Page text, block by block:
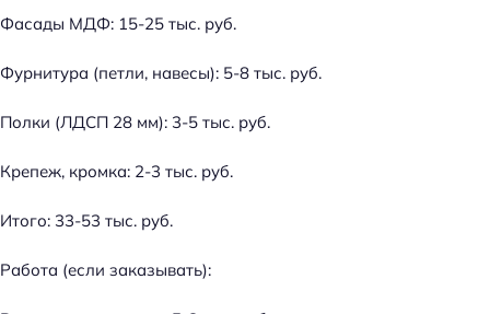
Фасады МДФ: 15-25 тыс. руб.
Фурнитура (петли, навесы): 5-8 тыс. руб.
Полки (ЛДСП 28 мм): 3-5 тыс. руб.
Крепеж, кромка: 2-3 тыс. руб.
Итого: 33-53 тыс. руб.
Работа (если заказывать):